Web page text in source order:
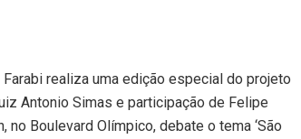
realiza uma edição especial do projeto
Antonio Simas e participação de Felipe
Boulevard Olímpico, debate o tema ‘São